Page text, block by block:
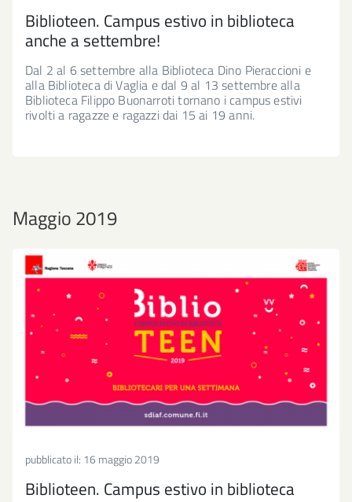
Biblioteen. Campus estivo in biblioteca
anche a settembre!
Dal 2 al 6 settembre alla Biblioteca Dino Pieraccioni e
alla Biblioteca di Vaglia e dal 9 al 13 settembre alla
Biblioteca Filippo Buonarroti tornano i campus estivi
rivolti a ragazze e ragazzi dai 15 ai 19 anni.
Maggio 2019
pubblicato il: 16 maggio 2019
Biblioteen. Campus estivo in biblioteca